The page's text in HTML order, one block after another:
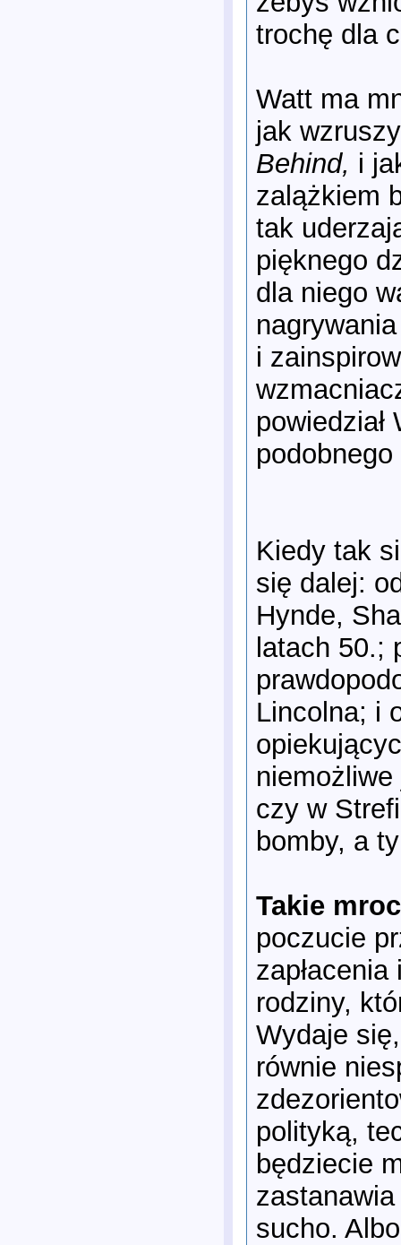
trochę dla
Watt ma
jak
Behind, i
zalążkiem
tak
pięknego
dla niego
i
powiedział
Kiedy tak
się dalej:
Hynde,
latach 50.;
Lincolna; i
czy w
bomby, a
Takie
poczucie
rodziny,
Wydaje
równie
polityką,
będziecie
sucho.